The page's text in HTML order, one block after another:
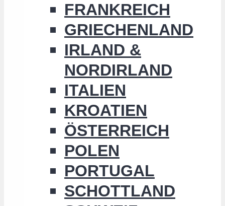
FRANKREICH
GRIECHENLAND
IRLAND &
NORDIRLAND
ITALIEN
KROATIEN
ÖSTERREICH
POLEN
PORTUGAL
SCHOTTLAND